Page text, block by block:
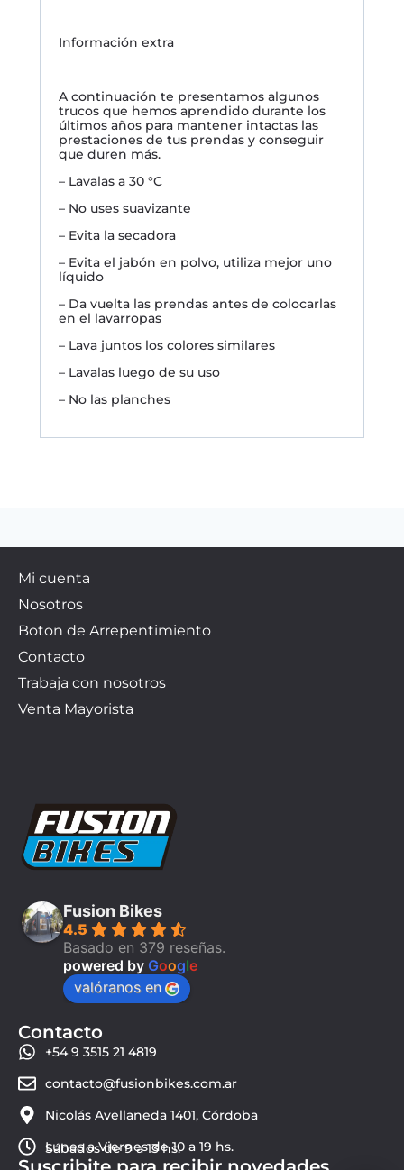
Información extra
A continuación te presentamos algunos
trucos que hemos aprendido durante los
últimos años para mantener intactas las
prestaciones de tus prendas y conseguir
que duren más.
– Lavalas a 30 °C
– No uses suavizante
– Evita la secadora
– Evita el jabón en polvo, utiliza mejor uno
líquido
– Da vuelta las prendas antes de colocarlas
en el lavarropas
– Lava juntos los colores similares
– Lavalas luego de su uso
– No las planches
Mi cuenta
Nosotros
Boton de Arrepentimiento
Contacto
Trabaja con nosotros
Venta Mayorista
Fusion Bikes
4.5
Basado en 379 reseñas.
powered by Google
valóranos en
Contacto
+54 9 3515 21 4819
contacto@fusionbikes.com.ar
Nicolás Avellaneda 1401, Córdoba
Lunes a Viernes de 10 a 19 hs.
Sábados de 9 a 13 hs.